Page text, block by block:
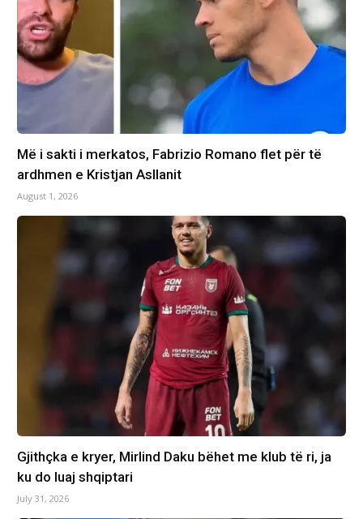
Më i sakti i merkatos, Fabrizio Romano flet për të
ardhmen e Kristjan Asllanit
August 1, 2026
Gjithçka e kryer, Mirlind Daku bëhet me klub të ri, ja
ku do luaj shqiptari
July 31, 2026